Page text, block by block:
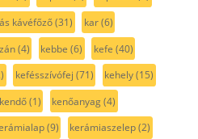
kávéfőző(31) kar(6)
(4) kebbe (6) kefe (40)
kefésszívófej (71) kehely(15)
kendő(1) kenőanyag(4)
(9) kerámiaszelep(2)